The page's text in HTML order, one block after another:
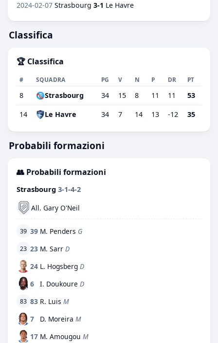
2024-02-07 Strasbourg 3-1 Le Havre
Classifica
🏆 Classifica
# SQUADRA PG V N P DR PT
8 Strasbourg 34 15 8 11 11 53
14 Le Havre 34 7 14 13 -12 35
Probabili formazioni
👥 Probabili formazioni
Strasbourg 3-1-4-2
All. Gary O'Neil
39 39 M. Penders G
23 23 M. Sarr D
24 L. Hogsberg D
6
I. Doukoure D
83 83 R. Luis M
7
D. Moreira M
17 M. Amougou M